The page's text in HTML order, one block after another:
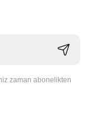
zaman abonelikten